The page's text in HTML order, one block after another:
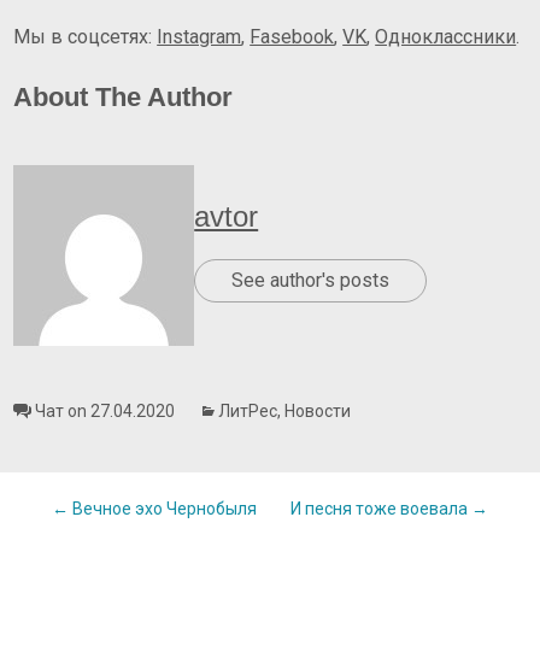
Мы в соцсетях: Instagram, Fasebook,VK,Одноклассники.
About The Author
avtor
See author's posts
Чат on 27.04.2020 ЛитРес, Новости
Post
← Вечное эхо Чернобыля И песня тоже воевала →